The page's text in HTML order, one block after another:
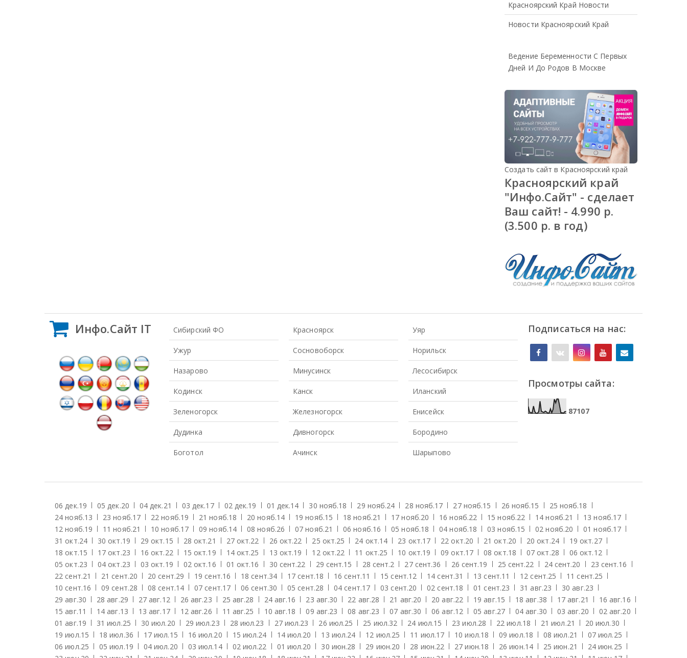
Красноярский Край Новости
Новости Красноярский Край
Ведение Беременности С Первых
Дней И До Родов В Москве
Создать сайт в Красноярский край
Красноярский край
"Инфо.Сайт" - сделает
Ваш сайт! - 4.990 р.
(3.500 р. в год)
Инфо.Сайт IT Сибирский ФО
Ужур
Назарово
Кодинск
Зеленогорск
Дудинка
Боготол
Красноярск
Сосновоборск
Минусинск
Канск
Железногорск
Дивногорск
Ачинск
Уяр
Норильск
Лесосибирск
Иланский
Енисейск
Бородино
Шарыпово
Подписаться на нас:
Просмотры сайта:
87107
06 дек.19 05 дек.20 04 дек.21 03 дек.17 02 дек.19 01 дек.14 30 нояб.18 29 нояб.24 28 нояб.17 27 нояб.15 26 нояб.15 25 нояб.18
24 нояб.13 23 нояб.17 22 нояб.19 21 нояб.18 20 нояб.14 19 нояб.15 18 нояб.21 17 нояб.20 16 нояб.22 15 нояб.22 14 нояб.21 13 нояб.17
12 нояб.19 11 нояб.21 10 нояб.17 09 нояб.14 08 нояб.26 07 нояб.21 06 нояб.16 05 нояб.18 04 нояб.18 03 нояб.15 02 нояб.20 01 нояб.17
31 окт.24 30 окт.19 29 окт.15 28 окт.21 27 окт.22 26 окт.22 25 окт.25 24 окт.14 23 окт.17 22 окт.20 21 окт.20 20 окт.24 19 окт.27
18 окт.15 17 окт.23 16 окт.22 15 окт.19 14 окт.25 13 окт.19 12 окт.22 11 окт.25 10 окт.19 09 окт.17 08 окт.18 07 окт.28 06 окт.12
05 окт.23 04 окт.23 03 окт.19 02 окт.16 01 окт.16 30 сент.22 29 сент.15 28 сент.2 27 сент.36 26 сент.19 25 сент.22 24 сент.20 23 сент.16
22 сент.21 21 сент.20 20 сент.29 19 сент.16 18 сент.34 17 сент.18 16 сент.11 15 сент.12 14 сент.31 13 сент.11 12 сент.25 11 сент.25
10 сент.16 09 сент.28 08 сент.14 07 сент.17 06 сент.30 05 сент.28 04 сент.17 03 сент.20 02 сент.18 01 сент.23 31 авг.23 30 авг.23
29 авг.30 28 авг.29 27 авг.12 26 авг.23 25 авг.28 24 авг.16 23 авг.30 22 авг.28 21 авг.20 20 авг.22 19 авг.15 18 авг.38 17 авг.21 16 авг.16
15 авг.11 14 авг.13 13 авг.17 12 авг.26 11 авг.25 10 авг.18 09 авг.23 08 авг.23 07 авг.30 06 авг.12 05 авг.27 04 авг.30 03 авг.20 02 авг.20
01 авг.19 31 июл.25 30 июл.20 29 июл.23 28 июл.23 27 июл.23 26 июл.25 25 июл.32 24 июл.15 23 июл.28 22 июл.18 21 июл.21 20 июл.30
19 июл.15 18 июл.36 17 июл.15 16 июл.20 15 июл.24 14 июл.20 13 июл.24 12 июл.25 11 июл.17 10 июл.18 09 июл.18 08 июл.21 07 июл.25
06 июл.25 05 июл.19 04 июл.20 03 июл.14 02 июл.22 01 июл.20 30 июн.28 29 июн.20 28 июн.22 27 июн.18 26 июн.14 25 июн.21 24 июн.25